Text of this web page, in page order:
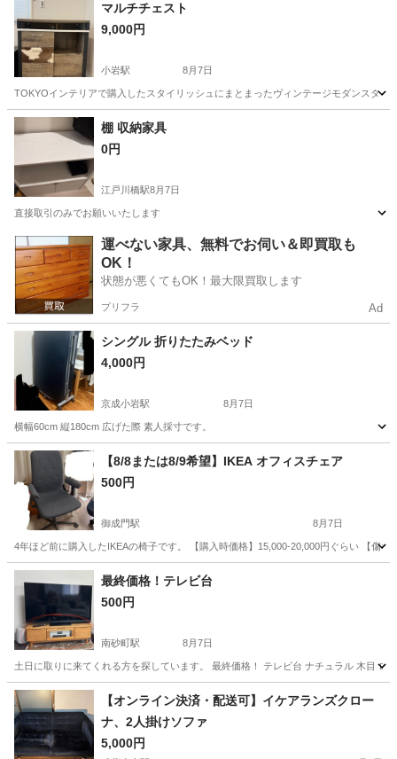
マルチチェスト
9,000円
小岩駅 8月7日
TOKYOインテリアで購入したスタイリッシュにまとまったヴィンテージモダンスタ
東京 江戸川区 小岩駅
棚 収納家具
0円
江戸川橋駅8月7日
直接取引のみでお願いいたします
東京 新宿区 江戸川橋駅 収納家具
運べない家具、無料でお伺い＆即買取も
OK！
状態が悪くてもOK！最大限買取します
プリフラ Ad
シングル 折りたたみベッド
4,000円
京成小岩駅 8月7日
横幅60cm 縦180cm 広げた際 素人採寸です。
東京 江戸川区 京成小岩駅 ベッド シングル
【8/8または8/9希望】IKEA オフィスチェア
500円
御成門駅 8月7日
4年ほど前に購入したIKEAの椅子です。 【購入時価格】15,000-20,000円ぐらい 【傷
東京 港区 御成門駅 IKEA
最終価格！テレビ台
500円
南砂町駅 8月7日
土日に取りに来てくれる方を探しています。 最終価格！ テレビ台 ナチュラル 木目
東京 江東区 南砂町駅 収納家具 ローボード
【オンライン決済・配送可】イケアランズクロー
ナ、2人掛けソファ
5,000円